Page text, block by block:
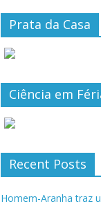
Prata da Casa
Ciência em
Recent Posts
Homem-Aranha traz